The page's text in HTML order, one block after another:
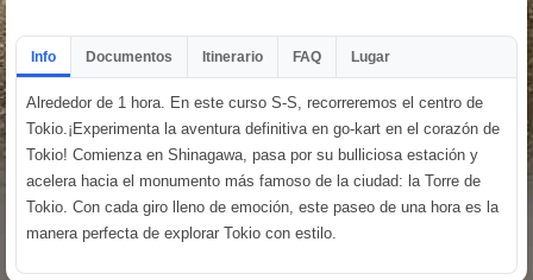
Info Documentos Itinerario FAQ Lugar
Alrededor de 1 hora. En este curso S-S, recorreremos el centro de
Tokio.¡Experimenta la aventura definitiva en go-kart en el corazón de
Tokio! Comienza en Shinagawa, pasa por su bulliciosa estación y
acelera hacia el monumento más famoso de la ciudad: la Torre de
Tokio. Con cada giro lleno de emoción, este paseo de una hora es la
manera perfecta de explorar Tokio con estilo.